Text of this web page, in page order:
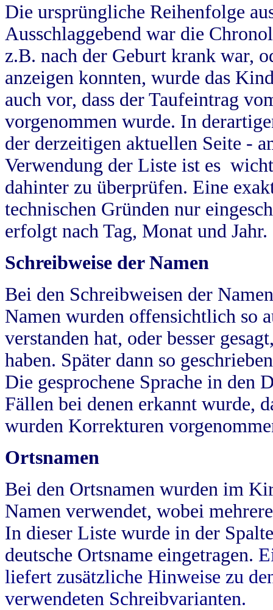
Die ursprüngliche Reihenfolge
Ausschlaggebend war die
z.B. nach der Geburt krank war,
anzeigen konnten, wurde das
auch vor, dass der Taufeintrag
vorgenommen wurde. In
der derzeitigen aktuellen Seite -
Verwendung der Liste ist es
dahinter zu überprüfen. Eine
technischen Gründen nur
erfolgt nach Tag, Monat und Jahr.
Schreibweise der Namen
Bei den Schreibweisen der
Namen wurden offensichtlich so
verstanden hat, oder besser
haben. Später dann so
Die gesprochene Sprache in
Fällen bei denen erkannt wurde,
wurden Korrekturen
Ortsnamen
Bei den Ortsnamen wurden im
Namen verwendet, wobei
In dieser Liste wurde in der
deutsche Ortsname eingetragen.
liefert zusätzliche Hinweise zu
verwendeten Schreibvarianten.